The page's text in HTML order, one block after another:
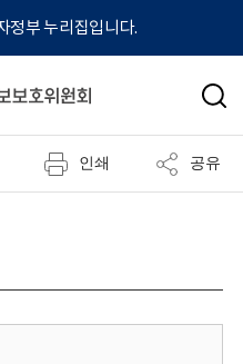
정부 누리집입니다.
검
인쇄 공유